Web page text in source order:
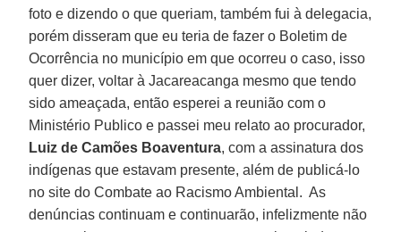
foto e dizendo o que queriam, também fui à delegacia,
porém disseram que eu teria de fazer o Boletim de
Ocorrência no município em que ocorreu o caso, isso
quer dizer, voltar à Jacareacanga mesmo que tendo
sido ameaçada, então esperei a reunião com o
Ministério Publico e passei meu relato ao procurador,
Luiz de Camões Boaventura, com a assinatura dos
indígenas que estavam presente, além de publicá-lo
no site do Combate ao Racismo Ambiental. As
denúncias continuam e continuarão, infelizmente não